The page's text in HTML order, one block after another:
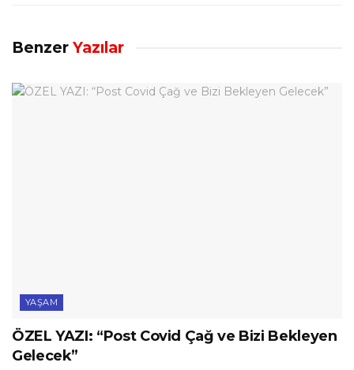
Benzer Yazılar
YAŞAM
ÖZEL YAZI: “Post Covid Çağ ve Bizi Bekleyen
Gelecek”